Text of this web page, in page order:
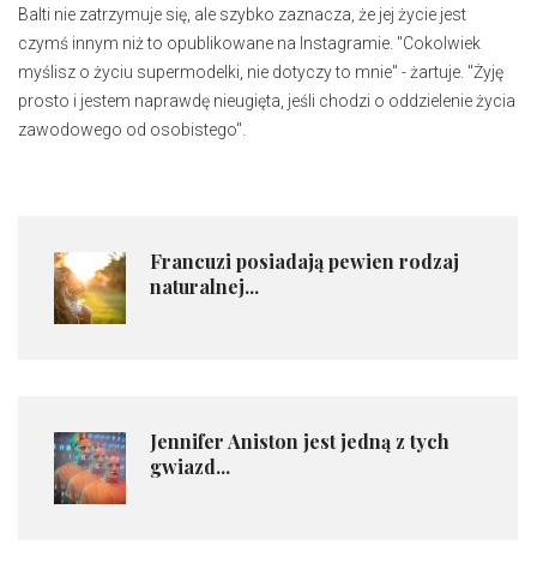
Balti nie zatrzymuje się, ale szybko zaznacza, że jej życie jest
czymś innym niż to opublikowane na Instagramie. "Cokolwiek
myślisz o życiu supermodelki, nie dotyczy to mnie" - żartuje. "Żyję
prosto i jestem naprawdę nieugięta, jeśli chodzi o oddzielenie życia
zawodowego od osobistego".
Francuzi posiadają pewien rodzaj
naturalnej...
Jennifer Aniston jest jedną z tych
gwiazd...